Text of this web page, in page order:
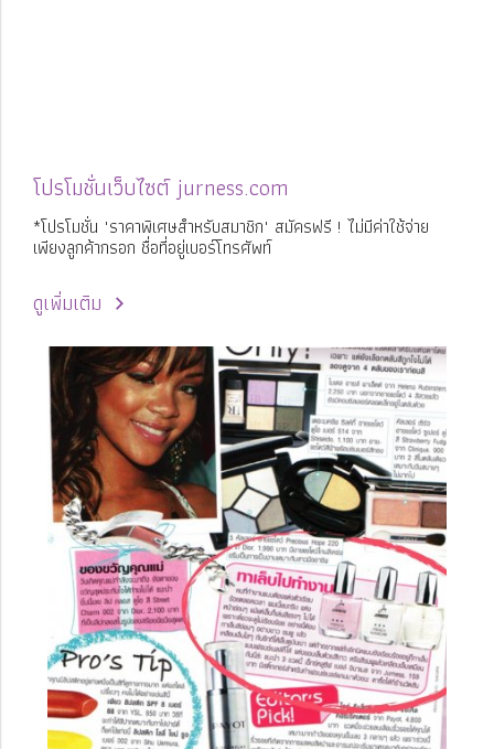
โปรโมชั่นเว็บไซต์ jurness.com
*โปรโมชั่น "ราคาพิเศษสำหรับสมาชิก" สมัครฟรี ! ไม่มีค่าใช้จ่าย
เพียงลูกค้ากรอก ชื่อที่อยู่เบอร์โทรศัพท์
ดูเพิ่มเติม